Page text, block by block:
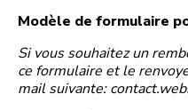
Modèle de formulaire
Si vous souhaitez un
ce formulaire et le
mail suivante: